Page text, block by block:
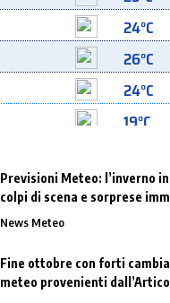
Previsioni Meteo: l’inverno
colpi di scena e sorprese
News Meteo
Fine ottobre con forti
meteo provenienti dall’Artico